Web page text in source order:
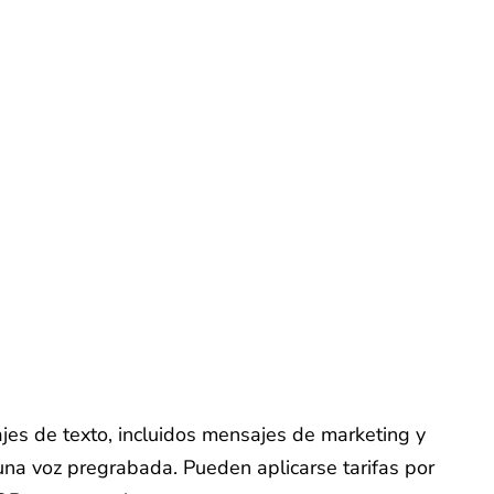
de texto, incluidos mensajes de marketing y
voz pregrabada. Pueden aplicarse tarifas por